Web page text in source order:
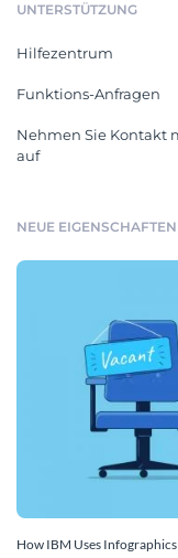
UNTERSTÜTZUNG
Hilfezentrum
Funktions-Anfragen
Nehmen Sie Kontakt
auf
NEUE
How IBM Uses